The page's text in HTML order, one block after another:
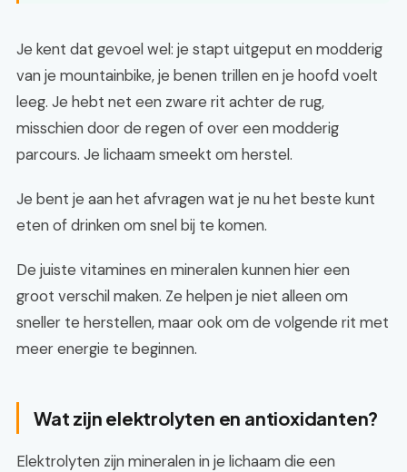
Je kent dat gevoel wel: je stapt uitgeput en modderig
van je mountainbike, je benen trillen en je hoofd voelt
leeg. Je hebt net een zware rit achter de rug,
misschien door de regen of over een modderig
parcours. Je lichaam smeekt om herstel.
Je bent je aan het afvragen wat je nu het beste kunt
eten of drinken om snel bij te komen.
De juiste vitamines en mineralen kunnen hier een
groot verschil maken. Ze helpen je niet alleen om
sneller te herstellen, maar ook om de volgende rit met
meer energie te beginnen.
Wat zijn elektrolyten en antioxidanten?
Elektrolyten zijn mineralen in je lichaam die een